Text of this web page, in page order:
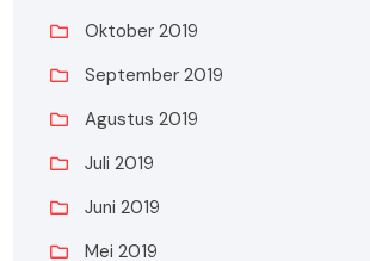
Oktober 2019
September 2019
Agustus 2019
Juli 2019
Juni 2019
Mei 2019